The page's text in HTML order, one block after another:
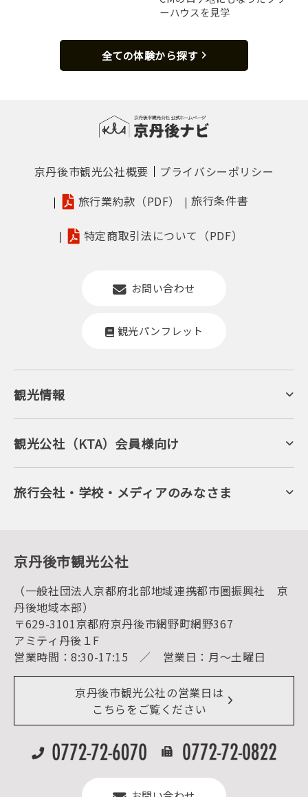
ーハウスを見学
全ての体験から探す
京丹後市観光公社概要
プライバシーポリシー
旅行業約款（PDF）
旅行条件書
特定商取引法について（PDF）
お問い合わせ
観光パンフレット
観光情報
京丹後について
ジオパークの絶景
キャンプ・グランピング
自然景観
旬の食
フルーツ
美術館・資料館
観光
海水浴
キャンプ
お宿探し
宿泊・日帰り予約（空室検索）
予約照会・予約キャンセル
宿泊施設一覧（お宿比較ページ）
アクセス
お知らせ
イベント情報
デジタル観光パンフレット
リアルタイム道路情報
よくある質問
観光公社（KTA）会員様向け
KTA会員コミュニティ
会員向けサービス
KTAニュースレター
会員加入・会員情報（会員規程）
旅行会社・学校・メディアのみなさま
プレスリリース
京丹後市観光公社
（一般社団法人京都府北部地域連携都市圏振興社 京
丹後地域本部）
〒629-3101京都府京丹後市網野町網野367
アミティ丹後１F
営業時間：8:30-17:15 ／ 営業日：月～土曜日
京丹後市観光公社の営業日は
こちらをご覧ください